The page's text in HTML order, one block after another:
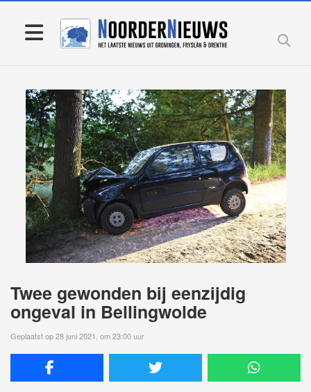
Twee gewonden bij eenzijdig
ongeval in Bellingwolde
Geplaatst op 28 juni 2021, om 23:00 uur